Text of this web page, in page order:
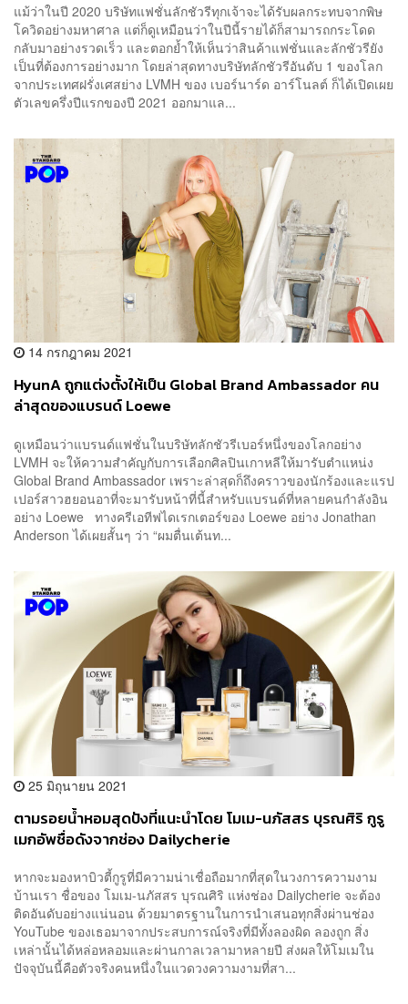
แม้ว่าในปี 2020 บริษัทแฟชั่นลักชัวรีทุกเจ้าจะได้รับผลกระทบจากพิษ
โควิดอย่างมหาศาล แต่ก็ดูเหมือนว่าในปีนี้รายได้ก็สามารถกระโดด
กลับมาอย่างรวดเร็ว และตอกย้ำให้เห็นว่าสินค้าแฟชั่นและลักชัวรียัง
เป็นที่ต้องการอย่างมาก โดยล่าสุดทางบริษัทลักชัวรีอันดับ 1 ของโลก
จากประเทศฝรั่งเศสย่าง LVMH ของ เบอร์นาร์ด อาร์โนลต์ ก็ได้เปิดเผย
ตัวเลขครึ่งปีแรกของปี 2021 ออกมาแล...
14 กรกฎาคม 2021
HyunA ถูกแต่งตั้งให้เป็น Global Brand Ambassador คน
ล่าสุดของแบรนด์ Loewe
ดูเหมือนว่าแบรนด์แฟชั่นในบริษัทลักชัวรีเบอร์หนึ่งของโลกอย่าง
LVMH จะให้ความสำคัญกับการเลือกศิลปินเกาหลีให้มารับตำแหน่ง
Global Brand Ambassador เพราะล่าสุดก็ถึงคราวของนักร้องและแรป
เปอร์สาวฮยอนอาที่จะมารับหน้าที่นี้สำหรับแบรนด์ที่หลายคนกำลังอิน
อย่าง Loewe ทางครีเอทีฟไดเรกเตอร์ของ Loewe อย่าง Jonathan
Anderson ได้เผยสั้นๆ ว่า “ผมตื่นเต้นท...
25 มิถุนายน 2021
ตามรอยน้ำหอมสุดปังที่แนะนำโดย โมเม-นภัสสร บุรณศิริ กูรู
เมกอัพชื่อดังจากช่อง Dailycherie
หากจะมองหาบิวตี้กูรูที่มีความน่าเชื่อถือมากที่สุดในวงการความงาม
บ้านเรา ชื่อของ โมเม-นภัสสร บุรณศิริ แห่งช่อง Dailycherie จะต้อง
ติดอันดับอย่างแน่นอน ด้วยมาตรฐานในการนำเสนอทุกสิ่งผ่านช่อง
YouTube ของเธอมาจากประสบการณ์จริงที่มีทั้งลองผิด ลองถูก สิ่ง
เหล่านั้นได้หล่อหลอมและผ่านกาลเวลามาหลายปี ส่งผลให้โมเมใน
ปัจจุบันนี้คือตัวจริงคนหนึ่งในแวดวงความงามที่สา...